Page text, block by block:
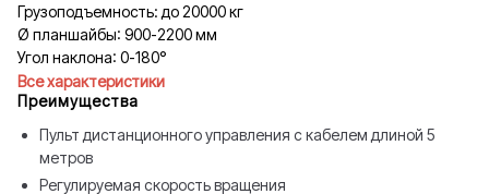
Грузоподъемность: до 20000 кг
Ø планшайбы: 900-2200 мм
Угол наклона: 0-180°
Все характеристики
Преимущества
Пульт дистанционного управления с кабелем длиной 5
метров
Регулируемая скорость вращения